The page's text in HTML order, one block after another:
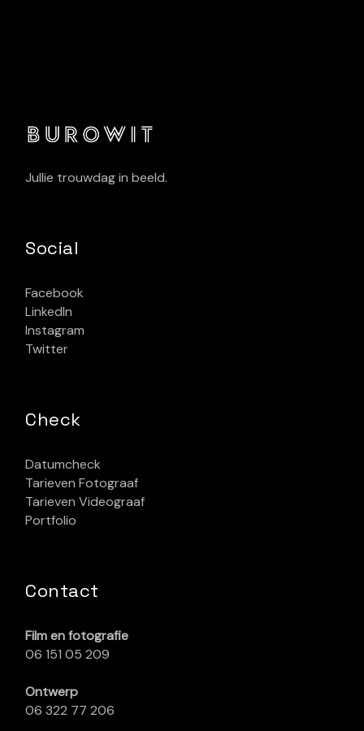
Jullie trouwdag in beeld.
Social
Facebook
LinkedIn
Instagram
Twitter
Check
Datumcheck
Tarieven Fotograaf
Tarieven Videograaf
Portfolio
Contact
Film en fotografie
06 151 05 209
Ontwerp
06 322 77 206